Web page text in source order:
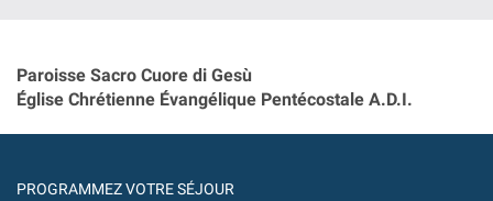
Paroisse Sacro Cuore di Gesù
Église Chrétienne Évangélique Pentécostale A.D.I.
PROGRAMMEZ VOTRE SÉJOUR